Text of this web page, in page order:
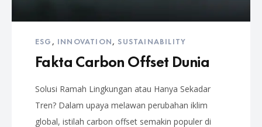
ESG , INNOVATION, SUSTAINABILITY
Fakta Carbon Offset Dunia
Solusi Ramah Lingkungan atau Hanya Sekadar
Tren? Dalam upaya melawan perubahan iklim
global, istilah carbon offset semakin populer di